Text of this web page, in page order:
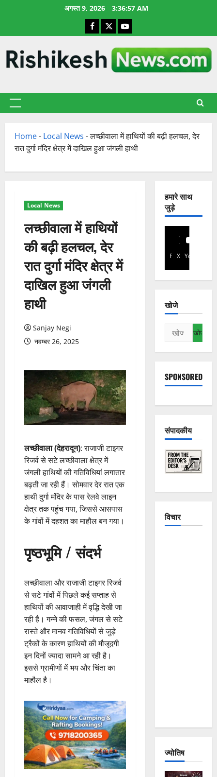
अगस्त 9, 2026 3:36:57 AM
Facebook
X YouTube
प्राथमिक
Home- Local News -लच्छीवाला में हाथियों की बढ़ी हलचल, देर
रात दुर्गा मंदिर क्षेत्र में दाखिल हुआ जंगली हाथी
Local News
लच्छीवाला में हाथियों
की बढ़ी हलचल, देर
रात दुर्गा मंदिर क्षेत्र में
दाखिल हुआ जंगली
हाथी
Sanjay Negi
नवम्बर 26, 2025
लच्छीवाला (देहरादून): राजाजी टाइगर
रिजर्व से सटे लच्छीवाला क्षेत्र में
जंगली हाथियों की गतिविधियां लगातार
बढ़ती जा रही हैं। सोमवार देर रात एक
हाथी दुर्गा मंदिर के पास रेलवे लाइन
क्षेत्र तक पहुंच गया, जिससे आसपास
के गांवों में दहशत का माहौल बन गया।
पृष्ठभूमि / संदर्भ
लच्छीवाला और राजाजी टाइगर रिजर्व
से सटे गांवों में पिछले कई सप्ताह से
हाथियों की आवाजाही में वृद्धि देखी जा
रही है। गन्ने की फसल, जंगल से सटे
रास्ते और मानव गतिविधियों से जुड़े
ट्रैकों के कारण हाथियों की मौजूदगी
इन दिनों ज्यादा सामने आ रही है।
इससे ग्रामीणों में भय और चिंता का
माहौल है।
हमारे साथ
जुड़े
Facebook
X YouTube
खोजे
निम्न
को
खोजें:
SPONSORED
संपादकीय
विचार
ज्योतिष